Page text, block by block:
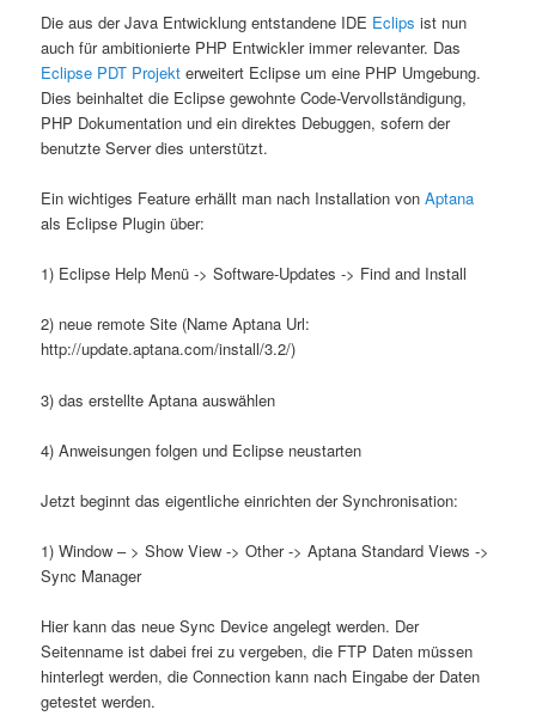
Die aus der Java Entwicklung entstandene IDE Eclips ist nun
auch für ambitionierte PHP Entwickler immer relevanter. Das
Eclipse PDT Projekt erweitert Eclipse um eine PHP Umgebung.
Dies beinhaltet die Eclipse gewohnte Code-Vervollständigung,
PHP Dokumentation und ein direktes Debuggen, sofern der
benutzte Server dies unterstützt.
Ein wichtiges Feature erhällt man nach Installation vonAptana
als Eclipse Plugin über:
1) Eclipse Help Menü -> Software-Updates -> Find and Install
2) neue remote Site (Name Aptana Url:
http://update.aptana.com/install/3.2/)
3) das erstellte Aptana auswählen
4) Anweisungen folgen und Eclipse neustarten
Jetzt beginnt das eigentliche einrichten der Synchronisation:
1) Window – > Show View -> Other -> Aptana Standard Views ->
Sync Manager
Hier kann das neue Sync Device angelegt werden. Der
Seitenname ist dabei frei zu vergeben, die FTP Daten müssen
hinterlegt werden, die Connection kann nach Eingabe der Daten
getestet werden.